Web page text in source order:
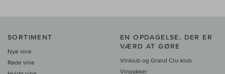
SORTIMENT
Nye vine
Røde vine
EN OPDAGELSE, DER ER
VÆRD AT GØRE
Vinklub og Grand Cru-klub
Vinpakker